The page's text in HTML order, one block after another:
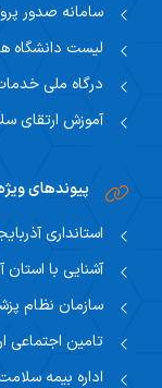
سامانه صدور
لیست دانشگاه
درگاه ملی
آموزش ارتقای
پیوندهای
استانداری
آشنایی با استان
سازمان نظام
تامین اجتماعی
اداره بیمه